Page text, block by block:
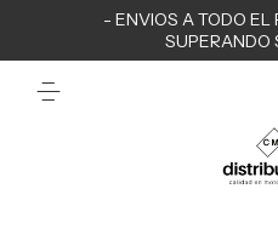
- ENVIOS A TODO EL